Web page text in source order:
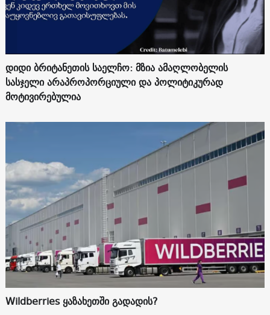
დიდი ბრიტანეთის საელჩო: მზია ამაღლობელის
სასჯელი არაპროპორციული და პოლიტიკურად
მოტივირებულია
Wildberries ყაზახეთში გადადის?